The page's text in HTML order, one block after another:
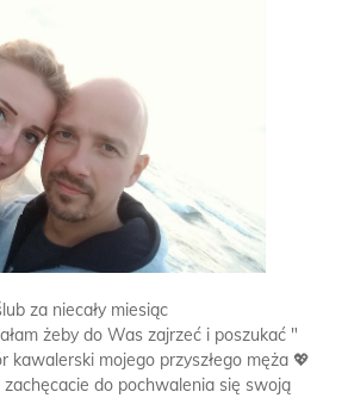
za niecały miesiąc
żeby do Was zajrzeć i poszukać "
kawalerski mojego przyszłego męża 💖
zachęcacie do pochwalenia się swoją